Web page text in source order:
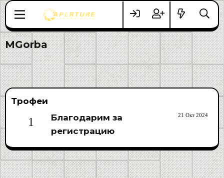
MGorba
Трофеи
1
21 Окт 2024
Благодарим за
регистрацию